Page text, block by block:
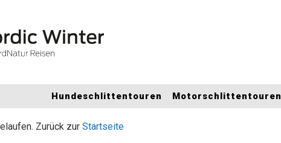
Hundeschlittentouren Motorschlittentouren
Zurück zur Startseite